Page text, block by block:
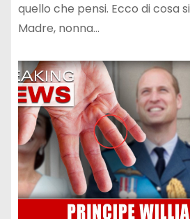
quello che pensi. Ecco di cosa
Madre, nonna…